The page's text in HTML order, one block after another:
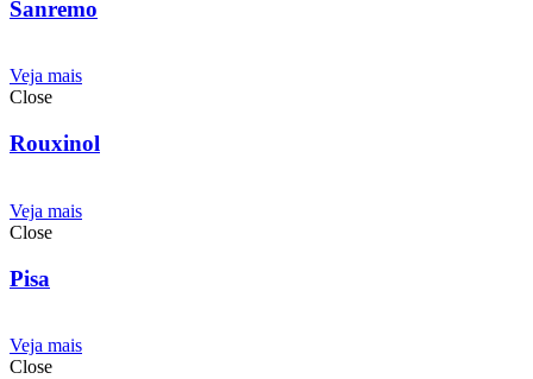
Sanremo
Veja mais
Close
Rouxinol
Veja mais
Close
Pisa
Veja mais
Close